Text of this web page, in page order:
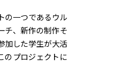
の一つであるウル
チ、新作の制作そ
加した学生が大活
のプロジェクトに